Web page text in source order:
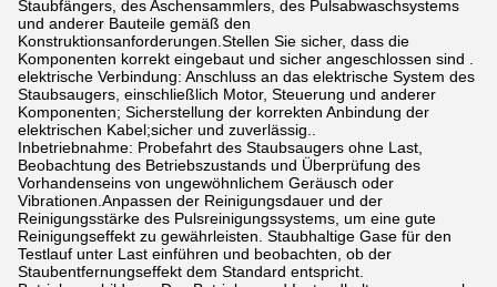
Staubfängers, des Aschensammlers, des Pulsabwaschsystems
und anderer Bauteile gemäß den
Konstruktionsanforderungen.Stellen Sie sicher, dass die
Komponenten korrekt eingebaut und sicher angeschlossen sind .
elektrische Verbindung: Anschluss an das elektrische System des
Staubsaugers, einschließlich Motor, Steuerung und anderer
Komponenten; Sicherstellung der korrekten Anbindung der
elektrischen Kabel;sicher und zuverlässig..
Inbetriebnahme: Probefahrt des Staubsaugers ohne Last,
Beobachtung des Betriebszustands und Überprüfung des
Vorhandenseins von ungewöhnlichem Geräusch oder
Vibrationen.Anpassen der Reinigungsdauer und der
Reinigungsstärke des Pulsreinigungssystems, um eine gute
Reinigungseffekt zu gewährleisten. Staubhaltige Gase für den
Testlauf unter Last einführen und beobachten, ob der
Staubentfernungseffekt dem Standard entspricht.